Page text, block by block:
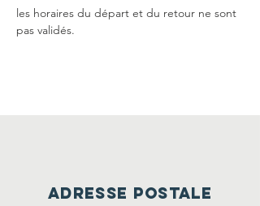
les horaires du départ et du retour ne sont
pas validés.
ADRESSE POSTALE